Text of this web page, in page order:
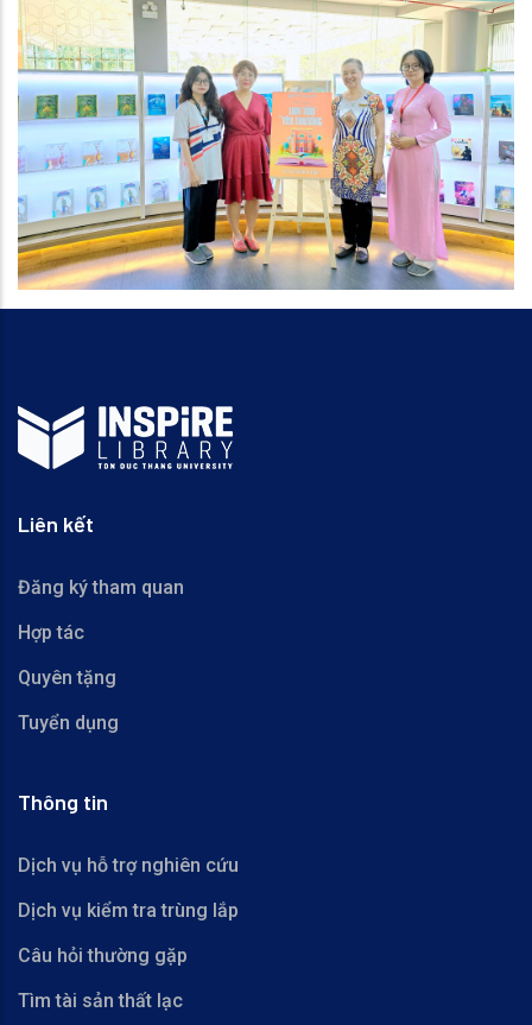
Liên kết
Đăng ký tham quan
Hợp tác
Quyên tặng
Tuyển dụng
Thông tin
Dịch vụ hỗ trợ nghiên cứu
Dịch vụ kiểm tra trùng lắp
Câu hỏi thường gặp
Tìm tài sản thất lạc